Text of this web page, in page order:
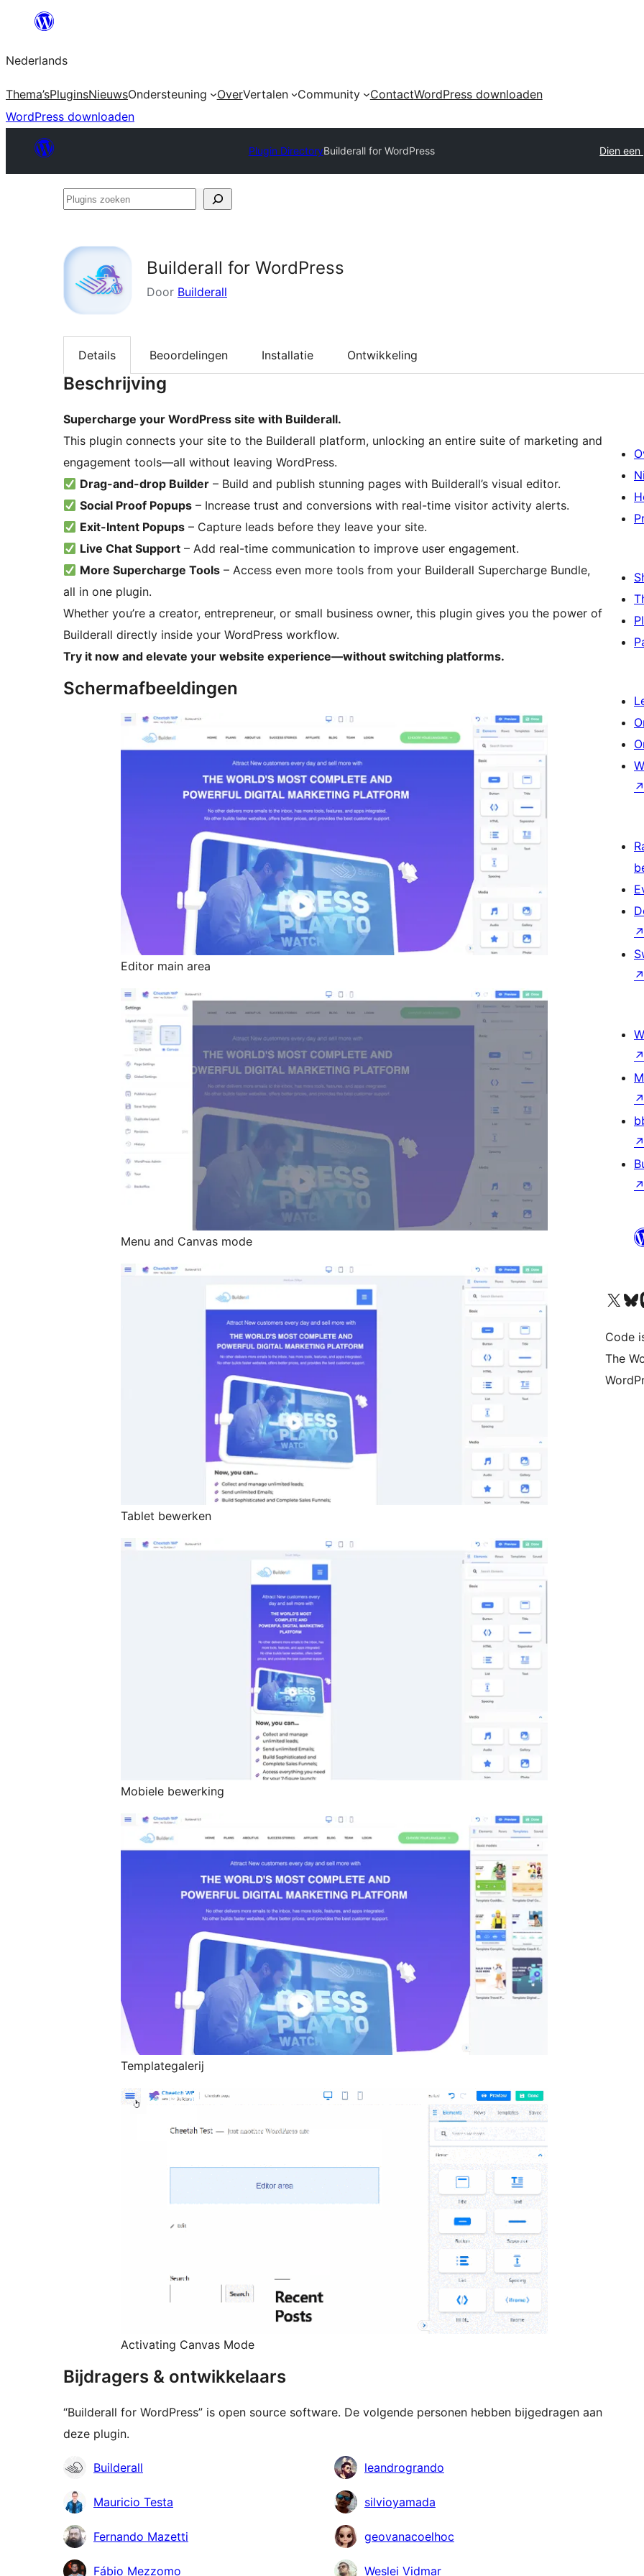
de
inhoud
Nederlands
Thema’sPluginsNieuwsOndersteuning OverVertalen Community ContactWordPress downloaden
WordPress downloaden
Plugin DirectoryBuilderall for WordPress Dien een
Plugins
Builderall for WordPress
Door Builderall
Details Beoordelingen Installatie Ontwikkeling
Beschrijving
Supercharge your WordPress site with Builderall.
This plugin connects your site to the Builderall platform, unlocking an entire suite of marketing and
engagement tools—all without leaving WordPress.
Drag-and-drop Builder – Build and publish stunning pages with Builderall’s visual editor.
Social Proof Popups – Increase trust and conversions with real-time visitor activity alerts.
Exit-Intent Popups – Capture leads before they leave your site.
Live Chat Support – Add real-time communication to improve user engagement.
More Supercharge Tools – Access even more tools from your Builderall Supercharge Bundle,
all in one plugin.
Whether you’re a creator, entrepreneur, or small business owner, this plugin gives you the power of
Builderall directly inside your WordPress workflow.
Try it now and elevate your website experience—without switching platforms.
Schermafbeeldingen
Editor main area
Menu and Canvas mode
Tablet bewerken
Mobiele bewerking
Templategalerij
Activating Canvas Mode
Bijdragers & ontwikkelaars
“Builderall for WordPress” is open source software. De volgende personen hebben bijgedragen aan
deze plugin.
BijdragersBuilderall leandrogrando
Mauricio Testa silvioyamada
Fernando Mazetti geovanacoelhoc
Fábio Mezzomo Weslei Vidmar
↗
↗
↗
↗
↗
↗
↗
Bezoek ons X
Code
The